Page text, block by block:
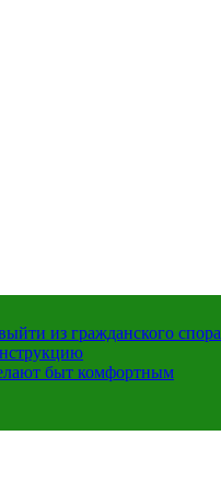
из гражданского спора
быт комфортным